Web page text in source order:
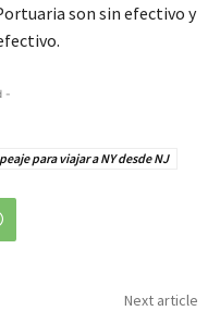
son sin efectivo y
-
para viajar a NY desde NJ
Next article